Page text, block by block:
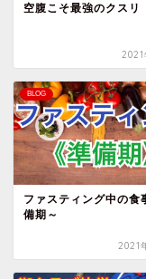
空腹こそ最強のクスリ
2021
BLOG
ファスティング中の食
備期～
2021